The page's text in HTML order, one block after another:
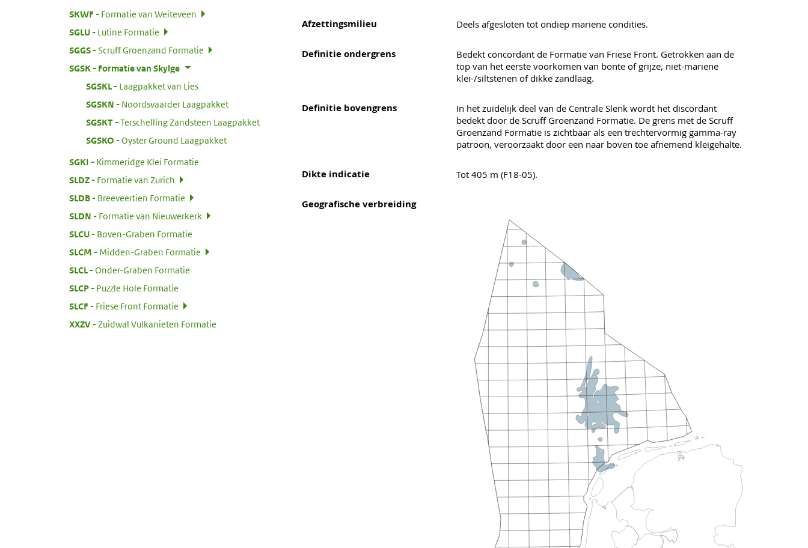
SKWF
Formatie van Weiteveen
SGLU:
Lutine Formatie
SGGS:
Scruff Groenzand Formatie
SGSK:
Formatie van Skylge
SGSKL
Laagpakket van Lies
SGSKN
Noordsvaarder Laagpakket
SGSKT:
Terschelling Zandsteen Laagpakket
SGSKO
Oyster Ground Laagpakket
SGKI
Kimmeridge Klei Formatie
SLDZ:
Formatie van Zurich
SLDB:
Breeveertien Formatie
SLDN
Formatie van Nieuwerkerk
SLCU:
Boven-Graben Formatie
SLCM
Midden-Graben Formatie
SLCL
Onder-Graben Formatie
SLCP:
Puzzle Hole Formatie
SLCF
Friese Front Formatie
XXZV: Zuidwal Vulkanieten Formatie
Afzettingsmilieu Deels afgesloten tot ondiep mariene condities.
Definitie ondergrens
Bedekt concordant de Formatie van Friese Front. Getrokken aan de
top van het eerste voorkomen van bonte of grijze, niet-mariene
klei-/siltstenen of dikke zandlaag.
Definitie bovengrens
In het zuidelijk deel van de Centrale Slenk wordt het discordant
bedekt door de Scruff Groenzand Formatie. De grens met de Scruff
Groenzand Formatie is zichtbaar als een trechtervormig gamma-ray
patroon, veroorzaakt door een naar boven toe afnemend kleigehalte.
Dikte indicatie Tot 405 m (F18-05).
Geografische verbreiding